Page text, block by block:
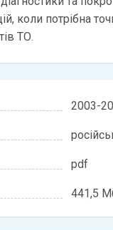
коли потрібна
ТО.
2003-
pdf
441,5